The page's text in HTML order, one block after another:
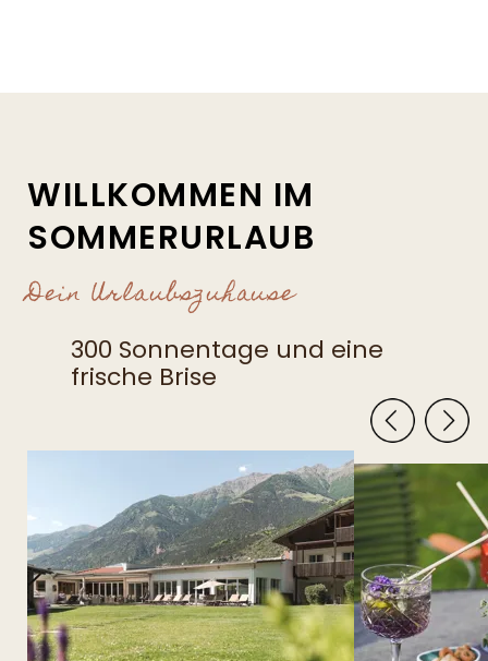
WILLKOMMEN IM
SOMMERURLAUB
Dein Urlaubszuhause
300 Sonnentage und eine
frische Brise